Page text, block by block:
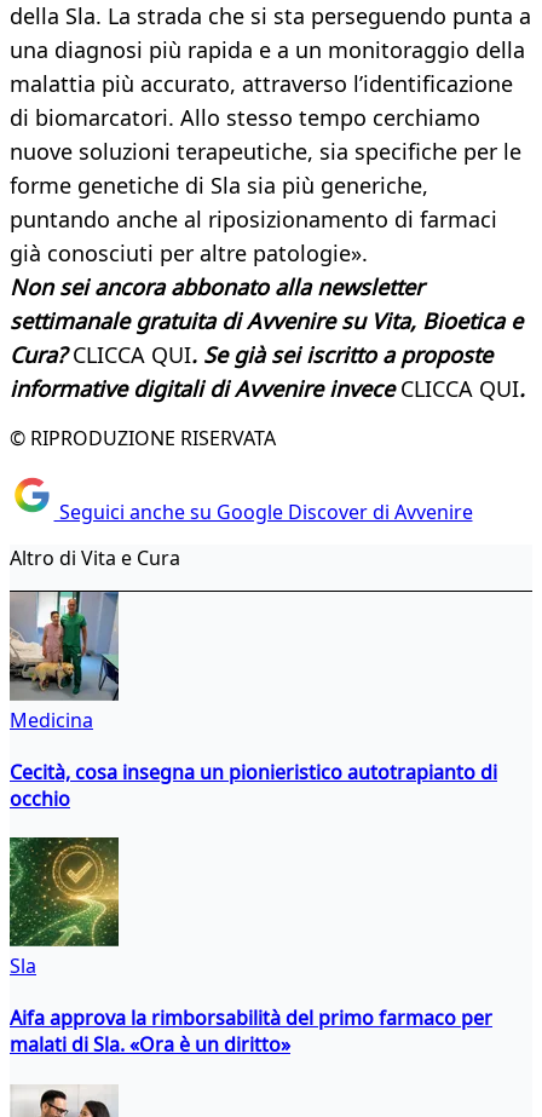
della Sla. La strada che si sta perseguendo punta a
una diagnosi più rapida e a un monitoraggio della
malattia più accurato, attraverso l’identificazione
di biomarcatori. Allo stesso tempo cerchiamo
nuove soluzioni terapeutiche, sia specifiche per le
forme genetiche di Sla sia più generiche,
puntando anche al riposizionamento di farmaci
già conosciuti per altre patologie».
Non sei ancora abbonato alla newsletter
settimanale gratuita di Avvenire su Vita, Bioetica e
Cura?CLICCA QUI. Se già sei iscritto a proposte
informative digitali di Avvenire inveceCLICCA QUI.
© RIPRODUZIONE RISERVATA
Seguici anche su Google Discover di Avvenire
Altro di Vita e Cura
Medicina
Cecità, cosa insegna un pionieristico autotrapianto di
occhio
Sla
Aifa approva la rimborsabilità del primo farmaco per
malati di Sla. «Ora è un diritto»